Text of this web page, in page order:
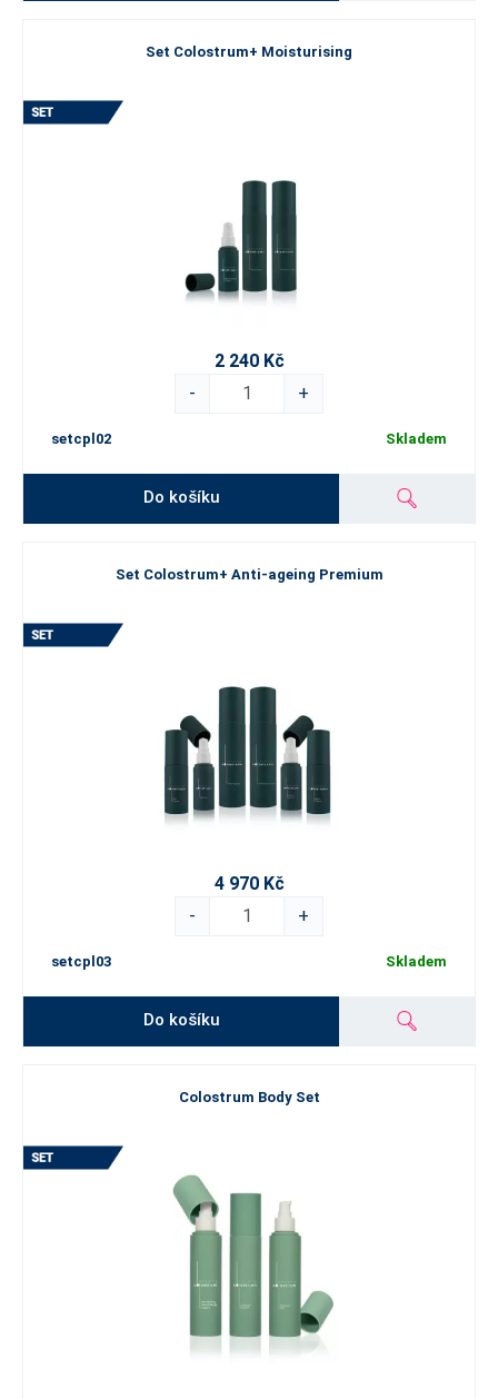
Set Colostrum+ Moisturising
2 240 Kč
-
+
setcpl02 Skladem
Do košíku
Set Colostrum+ Anti-ageing Premium
4 970 Kč
-
+
setcpl03 Skladem
Do košíku
Colostrum Body Set